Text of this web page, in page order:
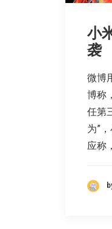
小
袭
微博
博称
任第
为”
应称